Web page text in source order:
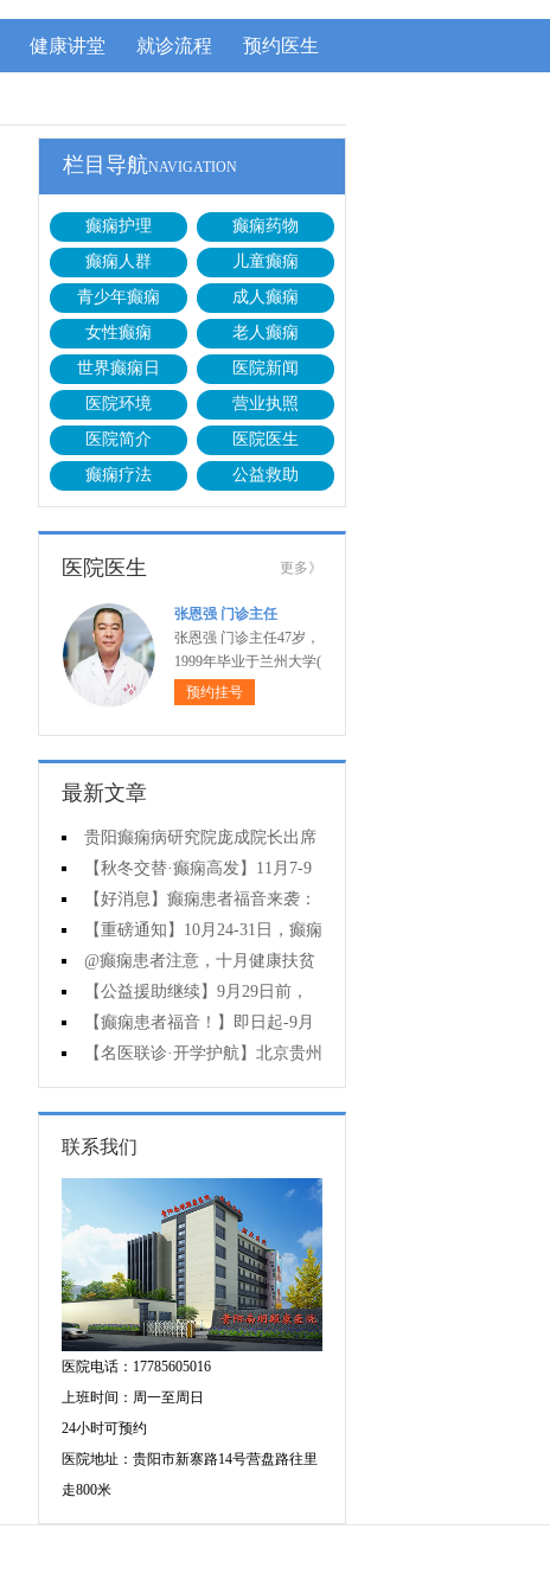
健康讲堂 就诊流程 预约医生
栏目导航NAVIGATION
癫痫护理
癫痫药物
癫痫人群
儿童癫痫
青少年癫痫
成人癫痫
女性癫痫
老人癫痫
世界癫痫日
医院新闻
医院环境
营业执照
医院简介
医院医生
癫痫疗法
公益救助
医院医生 更多》
张恩强 门诊主任
张恩强 门诊主任47岁，
1999年毕业于兰州大学(
预约挂号
最新文章
贵阳癫痫病研究院庞成院长出席
第十一届CAAE国际癫痫论坛暨协会
成立20周年庆典
【秋冬交替·癫痫高发】11月7-9
日，超难约的北京三甲名医，携手
贵州专家团共抗癫痫，速约！
【好消息】癫痫患者福音来袭：
万元救助+半价专项检查+京黔专家
免费亲诊，符合条件者速申请！
【重磅通知】10月24-31日，癫痫
病专项检查全额救助+京黔名医免费
亲诊+高达万元补贴，名额有限，速
@癫痫患者注意，十月健康扶贫
救助计划开启，专家免费亲诊+高达
万元治疗救助，速抢名额！
【公益援助继续】9月29日前，
癫痫名医免费亲诊+检查治疗大额援
助持续发放，速约！
【癫痫患者福音！】即日起-9月
15日，专项检查免费+北京三甲知名
专家空降贵阳亲诊，勿错过！
【名医联诊·开学护航】北京贵州
三甲癫痫名医公益亲诊+检查治疗大
额援助，速约！
联系我们
医院电话：17785605016
上班时间：周一至周日
24小时可预约
医院地址：贵阳市新寨路14号营盘路往里
走800米